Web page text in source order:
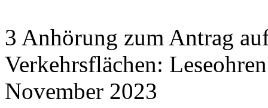
3 Anhörung zum Antrag
Verkehrsflächen:
November 2023